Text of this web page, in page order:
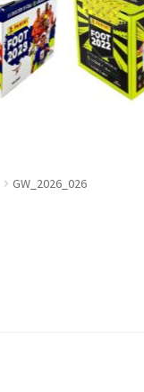
GW_2026_026